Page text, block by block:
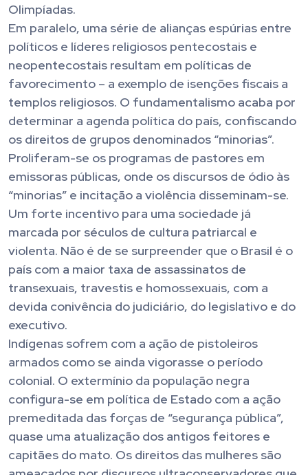
Olimpíadas.
Em paralelo, uma série de alianças espúrias entre
políticos e líderes religiosos pentecostais e
neopentecostais resultam em políticas de
favorecimento – a exemplo de isenções fiscais a
templos religiosos. O fundamentalismo acaba por
determinar a agenda política do país, confiscando
os direitos de grupos denominados “minorias”.
Proliferam-se os programas de pastores em
emissoras públicas, onde os discursos de ódio às
“minorias” e incitação a violência disseminam-se.
Um forte incentivo para uma sociedade já
marcada por séculos de cultura patriarcal e
violenta. Não é de se surpreender que o Brasil é o
país com a maior taxa de assassinatos de
transexuais, travestis e homossexuais, com a
devida conivência do judiciário, do legislativo e do
executivo.
Indígenas sofrem com a ação de pistoleiros
armados como se ainda vigorasse o período
colonial. O extermínio da população negra
configura-se em política de Estado com a ação
premeditada das forças de “segurança pública”,
quase uma atualização dos antigos feitores e
capitães do mato. Os direitos das mulheres são